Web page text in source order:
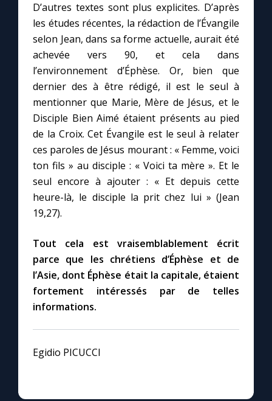
Une neuvaine
À la une
1000 Raisons de Croire
Chapelet pour le monde
Contact
Faire un don
D’autres textes sont plus explicites. D’après
les études récentes, la rédaction de l’Évangile
selon Jean, dans sa forme actuelle, aurait été
achevée vers 90, et cela dans
l’environnement d’Éphèse. Or, bien que
dernier des à être rédigé, il est le seul à
mentionner que Marie, Mère de Jésus, et le
Disciple Bien Aimé étaient présents au pied
de la Croix. Cet Évangile est le seul à relater
ces paroles de Jésus mourant : « Femme, voici
ton fils » au disciple : « Voici ta mère ». Et le
seul encore à ajouter : « Et depuis cette
heure-là, le disciple la prit chez lui » (Jean
19,27).
Tout cela est vraisemblablement écrit
parce que les chrétiens d’Éphèse et de
l’Asie, dont Éphèse était la capitale, étaient
fortement intéressés par de telles
informations.
Egidio PICUCCI